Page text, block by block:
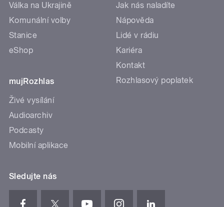
Válka na Ukrajině
Komunální volby
Stanice
eShop
mujRozhlas
Živé vysílání
Audioarchiv
Podcasty
Mobilní aplikace
Jak nás naladíte
Nápověda
Lidé v rádiu
Kariéra
Kontakt
Rozhlasový poplatek
Sledujte nás